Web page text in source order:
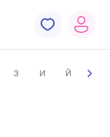
З И Й К